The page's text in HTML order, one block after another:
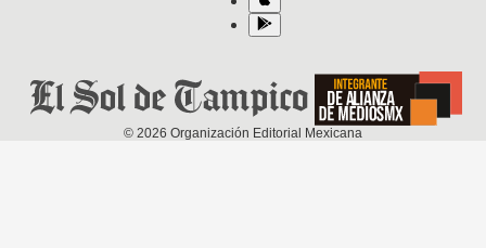
© 2026 Organización Editorial Mexicana